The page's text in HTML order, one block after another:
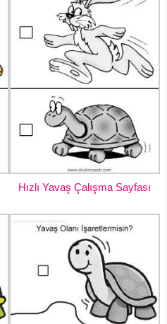
Hızlı Yavaş Çalışma Sayfası